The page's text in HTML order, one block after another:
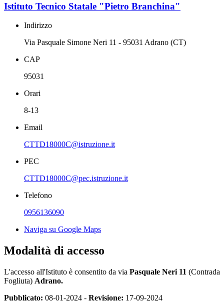
Istituto Tecnico Statale "Pietro Branchina"
Indirizzo
Via Pasquale Simone Neri 11 - 95031 Adrano (CT)
CAP
95031
Orari
8-13
Email
CTTD18000C@istruzione.it
PEC
CTTD18000C@pec.istruzione.it
Telefono
0956136090
Naviga su Google Maps
Modalità di accesso
L'accesso all'Istituto è consentito da via Pasquale Neri 11 (Contrada
Fogliuta) Adrano.
Pubblicato: 08-01-2024 - Revisione: 17-09-2024